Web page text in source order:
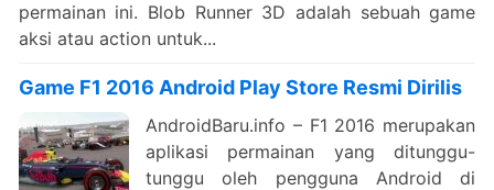
permainan ini. Blob Runner 3D adalah sebuah game
aksi atau action untuk...
Game F1 2016 Android Play Store Resmi Dirilis
AndroidBaru.info – F1 2016 merupakan
aplikasi permainan yang ditunggu-
tunggu oleh pengguna Android di